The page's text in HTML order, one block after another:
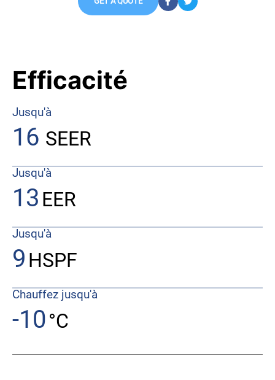
Efficacité
Jusqu'à
16 SEER
Jusqu'à
13 EER
Jusqu'à
9 HSPF
Chauffez jusqu'à
-10°C